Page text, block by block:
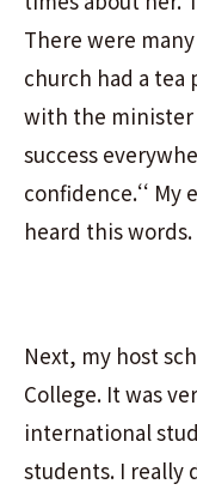
There were
church had a tea
with the minister
success
confidence.‘‘ My
heard this words.
Next, my host
College. It was
international
students. I really